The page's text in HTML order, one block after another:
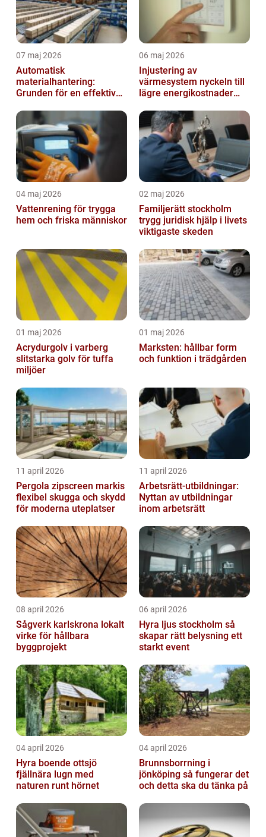
07 maj 2026
Automatisk
materialhantering:
Grunden för en effektiv
06 maj 2026
Injustering av
värmesystem nyckeln till
lägre energikostnader
inomhusklimat
04 maj 2026
Vattenrening för trygga
hem och friska människor
02 maj 2026
Familjerätt stockholm
trygg juridisk hjälp i livets
viktigaste skeden
01 maj 2026
Acrydurgolv i varberg
slitstarka golv för tuffa
miljöer
01 maj 2026
Marksten: hållbar form
och funktion i trädgården
11 april 2026
Pergola zipscreen markis
flexibel skugga och skydd
för moderna uteplatser
11 april 2026
Arbetsrätt-utbildningar:
Nyttan av utbildningar
inom arbetsrätt
08 april 2026
Sågverk karlskrona lokalt
virke för hållbara
byggprojekt
06 april 2026
Hyra ljus stockholm så
skapar rätt belysning ett
starkt event
04 april 2026
Hyra boende ottsjö
fjällnära lugn med
naturen runt hörnet
04 april 2026
Brunnsborrning i
jönköping så fungerar det
och detta ska du tänka på